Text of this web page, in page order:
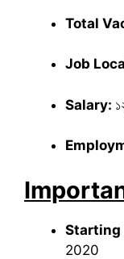
Total
Job
Salary:
Starting
2020